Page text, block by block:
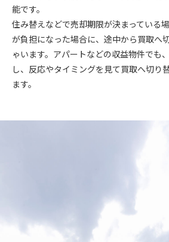
能です。
住み替えなどで売却期限が決まっている
が負担になった場合に、途中から買取へ
ゃいます。アパートなどの収益物件でも
し、反応やタイミングを見て買取へ切り
ます。